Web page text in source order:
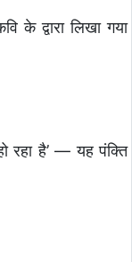
के द्वारा लिखा गया
रहा है’ — यह पंक्ति